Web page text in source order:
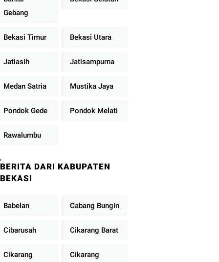
Gebang
Bekasi Timur Bekasi Utara
Jatiasih Jatisampurna
Medan Satria Mustika Jaya
Pondok Gede Pondok Melati
Rawalumbu
BERITA DARI KABUPATEN
BEKASI
Babelan Cabang Bungin
Cibarusah Cikarang Barat
Cikarang
Cikarang